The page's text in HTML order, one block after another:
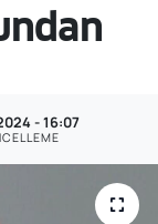
- 16:07